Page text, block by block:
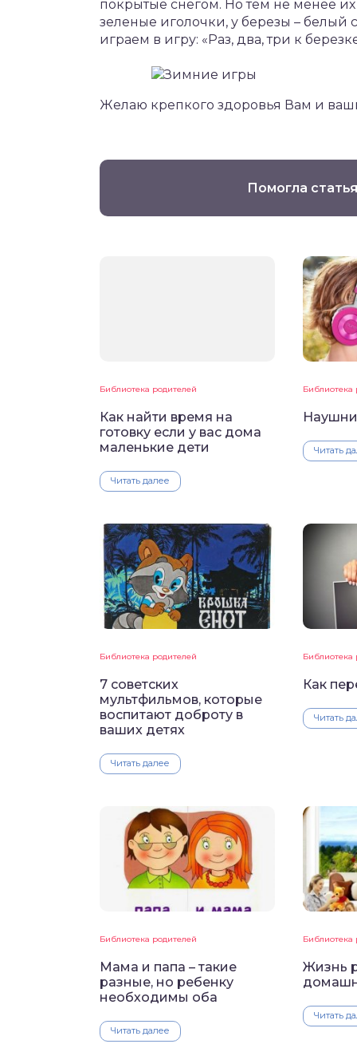
покрытые снегом. Но тем не менее
зеленые иголочки, у березы – белый
играем в игру: «Раз, два, три к
Желаю крепкого здоровья Вам и
Помогла
Библиотека родителей
Как найти время на
готовку если у вас дома
маленькие дети
Читать далее
Библиотека
Читать
Библиотека родителей
7 советских
мультфильмов, которые
воспитают доброту в
ваших детях
Читать далее
Библиотека
Как
Читать
Библиотека родителей
Мама и папа – такие
разные, но ребенку
необходимы оба
Читать далее
Библиотека
Жизнь
Читать